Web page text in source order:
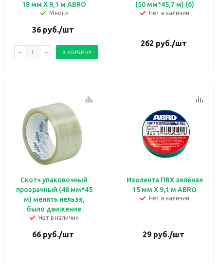
18 мм X 9,1 м ABRO
Много
36 руб./шт
В КОРЗИНУ
(50 мм*45,7 м) (6)
Нет в наличии
262 руб./шт
Скотч упаковочный
прозрачный (48 мм*45
м) менять нельзя,
было движение
Нет в наличии
66 руб./шт
Изолента ПВХ зелёная
15 мм X 9,1 м ABRO
Нет в наличии
29 руб./шт